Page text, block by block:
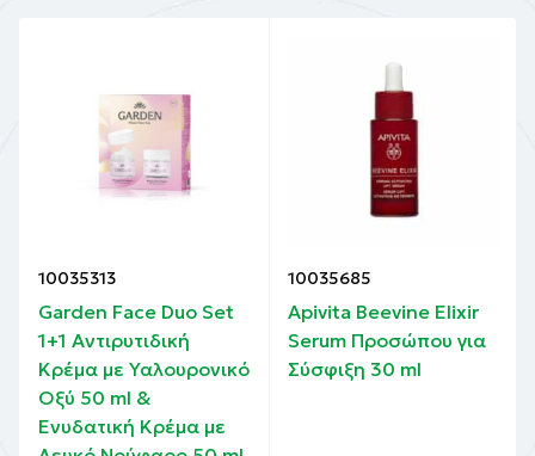
10035313
Garden Face Duo Set
1+1 Αντιρυτιδική
Κρέμα με Υαλουρονικό
Οξύ 50 ml &
Ενυδατική Κρέμα με
10035685
Apivita Beevine Elixir
Serum Προσώπου για
Σύσφιξη 30 ml